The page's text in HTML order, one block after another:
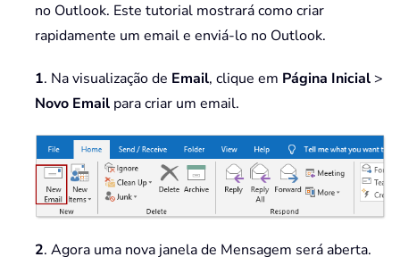
no Outlook. Este tutorial mostrará como criar
rapidamente um email e enviá-lo no Outlook.
1. Na visualização de Email, clique em Página Inicial >
Novo Email para criar um email.
2. Agora uma nova janela de Mensagem será aberta.